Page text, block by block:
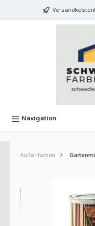
springen
Navigation
Außenfarben